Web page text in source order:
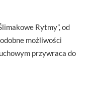
Rytmy”, od
możliwości
przywraca do